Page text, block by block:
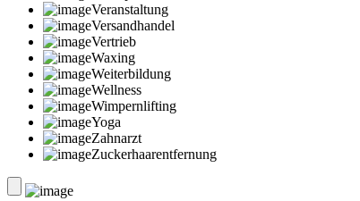
Veranstaltung
Versandhandel
Vertrieb
Waxing
Weiterbildung
Wellness
Wimpernlifting
Yoga
Zahnarzt
Zuckerhaarentfernung